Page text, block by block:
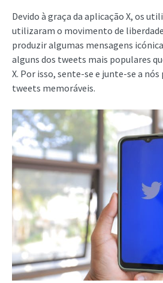
Devido à graça da aplicação X, os
utilizaram o movimento de
produzir algumas mensagens
alguns dos tweets mais populares
X. Por isso, sente-se e junte-se a
tweets memoráveis.